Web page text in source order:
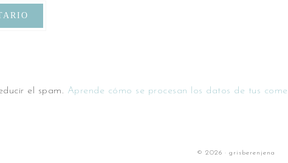
el spam. Aprende cómo se procesan los datos de tus
© 2026 · grisberenjena